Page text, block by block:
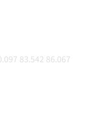
83.542 86.067